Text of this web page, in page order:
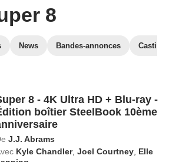
8
News Bandes-annonces Casting
8 - 4K Ultra HD + Blu-ray -
boîtier SteelBook 10ème
J.J. Abrams
Kyle Chandler,Joel Courtney Elle